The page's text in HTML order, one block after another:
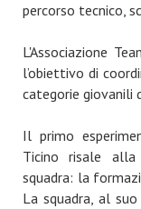
percorso tecnico,
L'Associazione
l’obiettivo di
categorie giovanili
Il primo
Ticino risale
squadra: la
La squadra, al